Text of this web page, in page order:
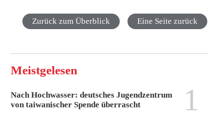
Zurück zum Überblick Eine Seite zurück
Meistgelesen
Nach Hochwasser: deutsches Jugendzentrum
von taiwanischer Spende überrascht
1